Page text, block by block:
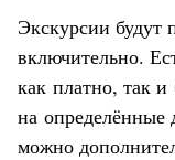
Экскурсии будут
включительно.
как платно, так и
на определённые
можно